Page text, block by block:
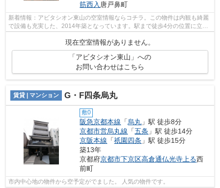
筋西入唐戸鼻町
新着情報：アビタシオン東山の空室情報ならコチラ。この物件は内観も綺麗
で設備も充実した、2014年築となっています。駅まで徒歩4分の位置に立地
現在空室情報がありません。
「アビタシオン東山」への
お問い合わせはこちら
賃貸 | マンション G・F四条烏丸
敷0
阪急京都本線 「烏丸 」駅 徒歩8分
京都市営烏丸線 「五条 」駅 徒歩14分
京阪本線 「祇園四条 」駅 徒歩15分
築13年
京都府京都市下京区高倉通仏光寺上る西
前町
市内中心地の物件から空予定がでました。 人気の物件です。